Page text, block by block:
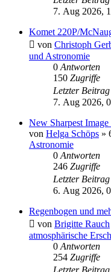
7. Aug 2026,
Komet 220P/
von Christoph
und Astronomie
0 Antworten
150 Zugriffe
Letzter Beitrag
7. Aug 2026,
New Sharpest
von Helga Schöps »
Astronomie
0 Antworten
246 Zugriffe
Letzter Beitrag
6. Aug 2026,
Regenbogen und
von Brigitte Rauch
atmosphärische
0 Antworten
254 Zugriffe